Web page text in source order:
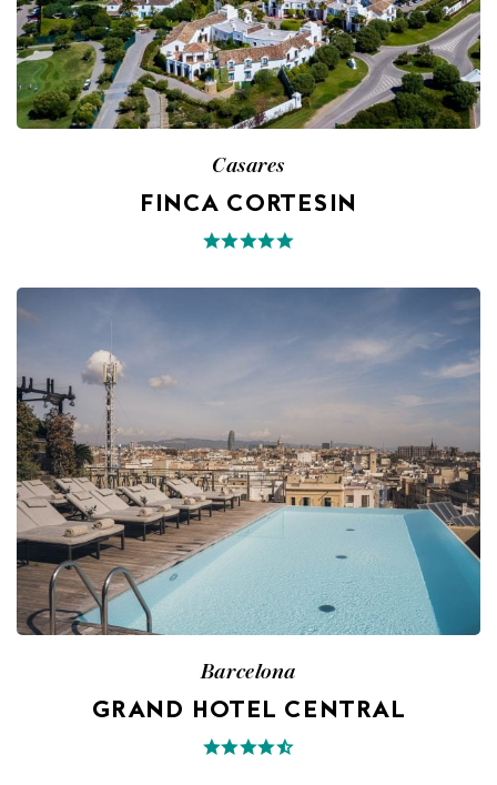
Casares
FINCA CORTESIN
Barcelona
GRAND HOTEL CENTRAL